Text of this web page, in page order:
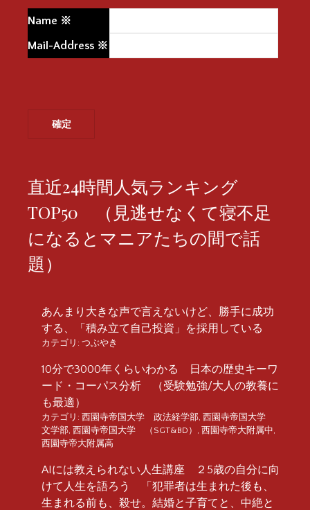
Name ※
Mail-Address ※
直近24時間人気ランキング
TOP50 （見逃せなくて寝不足
になるとマニアたちの間で話
題）
あんまり大きな声で言えないけど、勝手に成功
する、「積み立て自己投資」を採用している
カテゴリ: つぶやき
10分で3000年くらいわかる 日本の歴史キーワ
ード・コーパス分析 （受験勉強/大人の教養に
も最適）
カテゴリ: 西園寺帝国大学 政法経学部 西園寺帝国大学
文学部 西園寺帝国大学 （SGT&BD） 西園寺帝大附属中
西園寺帝大附属高
AIには教えられない人生講座 ２5歳の自分に向
けて人生を語ろう 「犯罪者は生まれた後も、
生まれる前も、殺せ。結婚と子育てと、中絶と